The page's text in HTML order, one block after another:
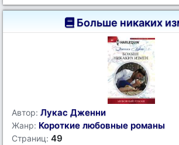
Больше никаких
Автор: Лукас Дженни
Жанр: Короткие любовные романы
Страниц: 49